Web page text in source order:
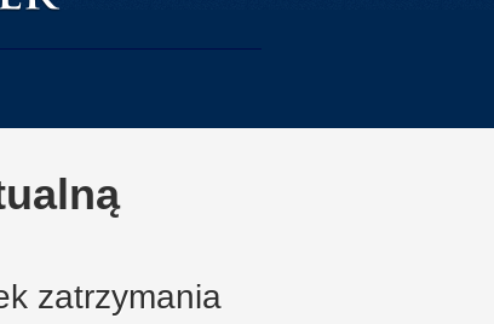
zatrzymania